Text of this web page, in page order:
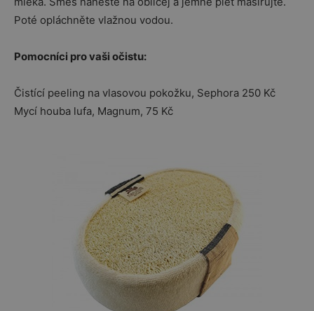
Poté opláchněte vlažnou vodou.
Pomocníci pro vaši očistu:
Čistící peeling na vlasovou pokožku, Sephora 250 Kč
Mycí houba lufa, Magnum, 75 Kč